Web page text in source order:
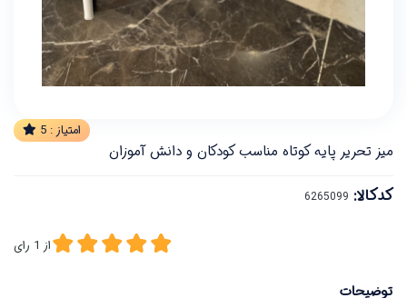
امتیاز : 5
میز تحریر پایه کوتاه مناسب کودکان و دانش آموزان
کدکالا:
از 1 رای
توضیحات